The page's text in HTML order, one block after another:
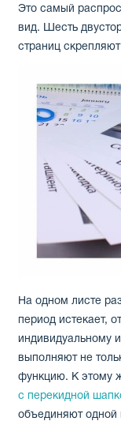
Это самый
вид. Шесть
страниц
На одном листе
период истекает,
индивидуальному
выполняют не
функцию. К этому
с перекидной
объединяют одной